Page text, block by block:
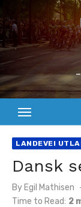
to
content
LANDEVEI
Dansk
By Egil Mathisen
Time to Read: 2